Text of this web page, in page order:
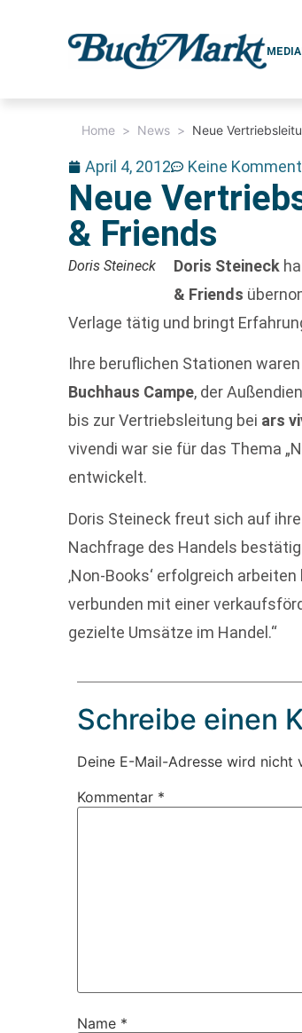
Home > News > Neue
April 4, 2012 Keine
Neue
& Friends
Doris Steineck Doris Steineck
& Friends
Verlage tätig und bringt
Ihre beruflichen Stationen
Buchhaus Campe, der
bis zur Vertriebsleitung bei ars
vivendi war sie für das Thema
entwickelt.
Doris Steineck freut sich auf
Nachfrage des Handels
‚Non-Books‘ erfolgreich
verbunden mit einer
gezielte Umsätze im Handel.“
Schreibe einen
Deine E-Mail-Adresse wird nicht
Kommentar *
Name *